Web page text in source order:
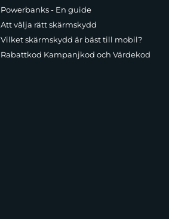
Powerbanks - En guide
Att välja rätt skärmskydd
Vilket skärmskydd är bäst till mobil?
Rabattkod Kampanjkod och Värdekod